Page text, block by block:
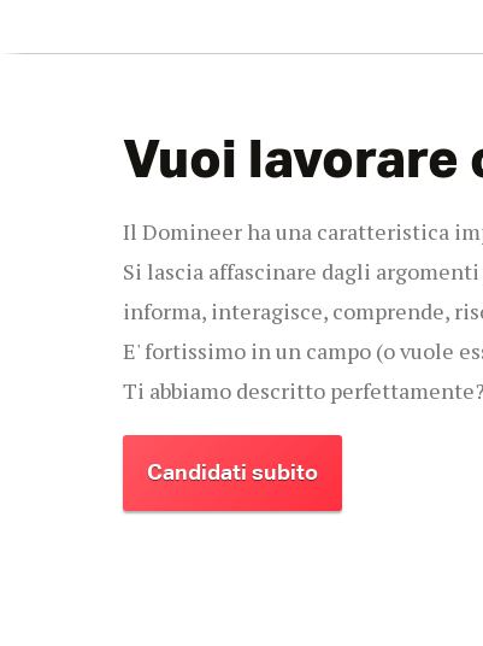
Vuoi lavorare
Il Domineer ha una caratteristica
Si lascia affascinare dagli
informa, interagisce, comprende,
E' fortissimo in un campo (o vuole
Ti abbiamo descritto perfettamente?
Candidati subito